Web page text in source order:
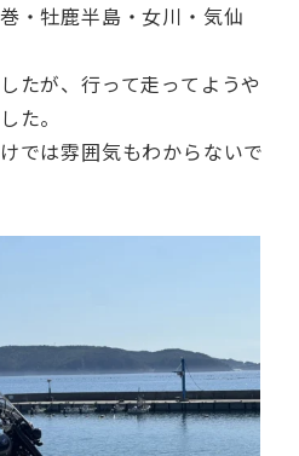
・牡鹿半島・女川・気仙
たが、行って走ってようや
た。
では雰囲気もわからないで